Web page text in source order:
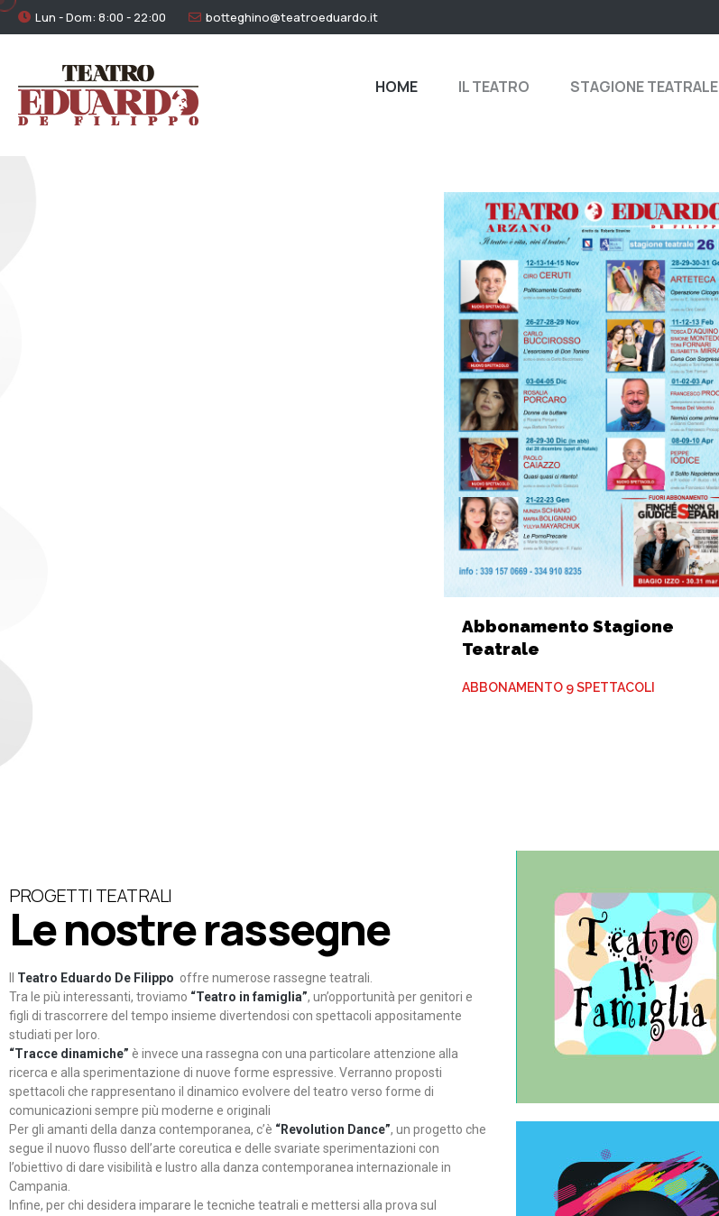
Lun - Dom: 8:00 - 22:00 botteghino@teatroeduardo.it
HOME IL TEATRO STAGIONE TEATRALE
Abbonamento Stagione
Teatrale
ABBONAMENTO 9 SPETTACOLI
PROGETTI TEATRALI
Le nostre rassegne
Teatro Eduardo De Filippo offre numerose rassegne teatrali.
Tra le più interessanti, troviamo “Teatro in famiglia”, un’opportunità per genitori e
figli di trascorrere del tempo insieme divertendosi con spettacoli appositamente
studiati per loro.
“Tracce dinamiche” è invece una rassegna con una particolare attenzione alla
ricerca e alla sperimentazione di nuove forme espressive. Verranno proposti
spettacoli che rappresentano il dinamico evolvere del teatro verso forme di
comunicazioni sempre più moderne e originali
Per gli amanti della danza contemporanea, c’è “Revolution Dance”, un progetto che
segue il nuovo flusso dell’arte coreutica e delle svariate sperimentazioni con
l’obiettivo di dare visibilità e lustro alla danza contemporanea internazionale in
Campania.
Infine, per chi desidera imparare le tecniche teatrali e mettersi alla prova sul
Teatro in famiglia
Teatro In Famiglia è una
rassegna di teatro concepita
per far condividere e godere
del teatro all’intera famiglia.
Continua
Continua